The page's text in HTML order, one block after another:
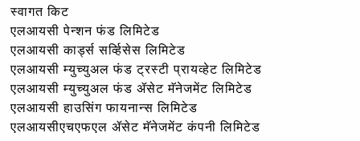
स्वागत किट
एलआयसी पेन्शन फंड लिमिटेड
एलआयसी कार्ड्स सर्व्हिसेस लिमिटेड
एलआयसी म्युच्युअल फंड ट्रस्टी प्रायव्हेट लिमिटेड
एलआयसी म्युच्युअल फंड ॲसेट मॅनेजमेंट लिमिटेड
एलआयसी हाउसिंग फायनान्स लिमिटेड
एलआयसीएचएफएल ॲसेट मॅनेजमेंट कंपनी लिमिटेड